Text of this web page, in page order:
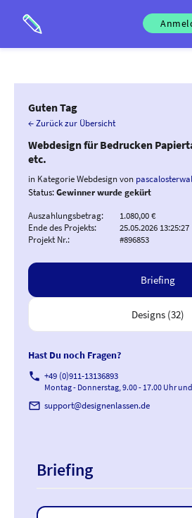
Guten Tag
← Zurück zur Übersicht
Webdesign für Bedrucken
etc.
in Kategorie Webdesign von
Status:Gewinner wurde gekürt
Auszahlungsbetrag:
1.080,00 €
Ende des Projekts:
25.05.2026 13:25:27
Projekt Nr.:
#896853
Briefing
Designs (32)
Hast Du noch Fragen?
phone +49 (0)911-13136893
Montag - Donnerstag, 9.00 - 17.00 Uhr
mail_outline support@designenlassen.de
Briefing